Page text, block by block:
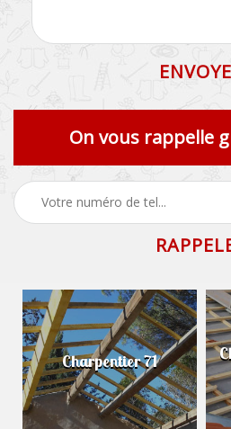
On vous rappelle
Charpentier 71